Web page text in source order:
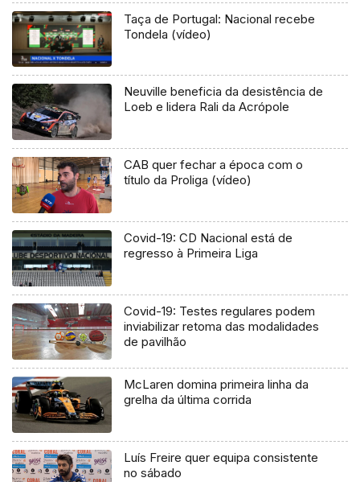
Taça de Portugal: Nacional recebe
Tondela (vídeo)
Neuville beneficia da desistência de
Loeb e lidera Rali da Acrópole
CAB quer fechar a época com o
título da Proliga (vídeo)
Covid-19: CD Nacional está de
regresso à Primeira Liga
Covid-19: Testes regulares podem
inviabilizar retoma das modalidades
de pavilhão
McLaren domina primeira linha da
grelha da última corrida
Luís Freire quer equipa consistente
no sábado